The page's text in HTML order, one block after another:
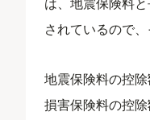
されているので
地震保険料の控
損害保険料の控